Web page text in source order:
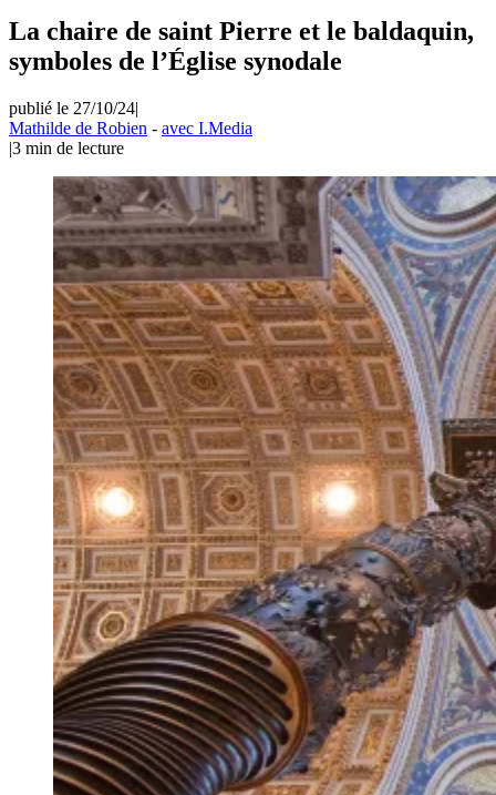
La chaire de saint Pierre et le baldaquin,
symboles de l’Église synodale
publié le 27/10/24|
Mathilde de Robien - avec I.Media
|3 min de lecture